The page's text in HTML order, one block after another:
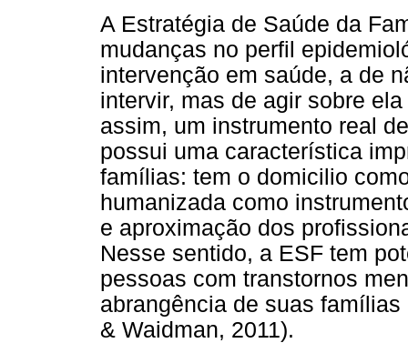
A Estratégia de Saúde da
mudanças no perfil
intervenção em saúde, a de
intervir, mas de agir sobre
assim, um instrumento real
possui uma característica
famílias: tem o domicilio
humanizada como
e aproximação dos
Nesse sentido, a ESF tem
pessoas com transtornos
abrangência de suas
& Waidman, 2011).